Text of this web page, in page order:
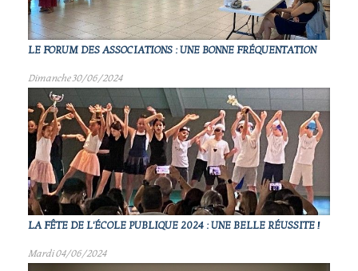
LE FORUM DES ASSOCIATIONS : UNE BONNE FRÉQUENTATION
Dimanche 30/06/2024
LA FÊTE DE L'ÉCOLE PUBLIQUE 2024 : UNE BELLE RÉUSSITE !
Mardi 04/06/2024